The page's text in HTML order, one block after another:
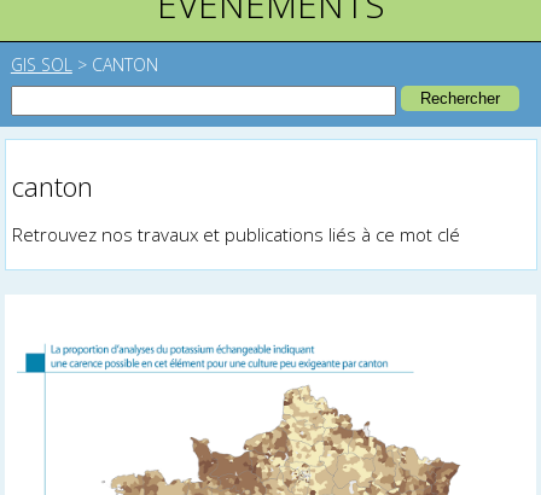
GIS SOL > CANTON
canton
Retrouvez nos travaux et publications liés à ce mot clé